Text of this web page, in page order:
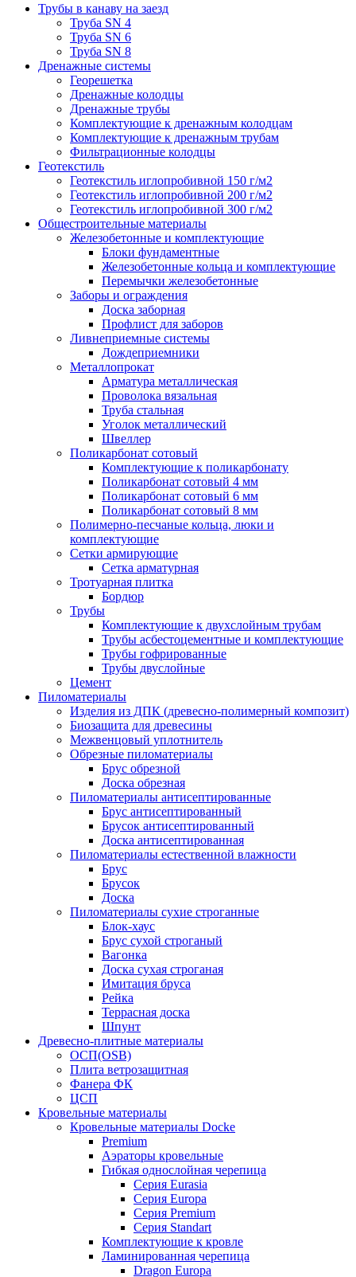
Трубы в канаву на заезд
Труба SN 4
Труба SN 6
Труба SN 8
Дренажные системы
Георешетка
Дренажные колодцы
Дренажные трубы
Комплектующие к дренажным колодцам
Комплектующие к дренажным трубам
Фильтрационные колодцы
Геотекстиль
Геотекстиль иглопробивной 150 г/м2
Геотекстиль иглопробивной 200 г/м2
Геотекстиль иглопробивной 300 г/м2
Общестроительные материалы
Железобетонные и комплектующие
Блоки фундаментные
Железобетонные кольца и комплектующие
Перемычки железобетонные
Заборы и ограждения
Доска заборная
Профлист для заборов
Ливнеприемные системы
Дождеприемники
Металлопрокат
Арматура металлическая
Проволока вязальная
Труба стальная
Уголок металлический
Швеллер
Поликарбонат сотовый
Комплектующие к поликарбонату
Поликарбонат сотовый 4 мм
Поликарбонат сотовый 6 мм
Поликарбонат сотовый 8 мм
Полимерно-песчаные кольца, люки и
комплектующие
Сетки армирующие
Сетка арматурная
Тротуарная плитка
Бордюр
Трубы
Комплектующие к двухслойным трубам
Трубы асбестоцементные и комплектующие
Трубы гофрированные
Трубы двуслойные
Цемент
Пиломатериалы
Изделия из ДПК (древесно-полимерный композит)
Биозащита для древесины
Межвенцовый уплотнитель
Обрезные пиломатериалы
Брус обрезной
Доска обрезная
Пиломатериалы антисептированные
Брус антисептированный
Брусок антисептированный
Доска антисептированная
Пиломатериалы естественной влажности
Брус
Брусок
Доска
Пиломатериалы сухие строганные
Блок-хаус
Брус сухой строганый
Вагонка
Доска сухая строганая
Имитация бруса
Рейка
Террасная доска
Шпунт
Древесно-плитные материалы
ОСП(OSB)
Плита ветрозащитная
Фанера ФК
ЦСП
Кровельные материалы
Кровельные материалы Docke
Premium
Аэраторы кровельные
Гибкая однослойная черепица
Серия Eurasia
Серия Europa
Серия Premium
Серия Standart
Комплектующие к кровле
Ламинированная черепица
Dragon Europa